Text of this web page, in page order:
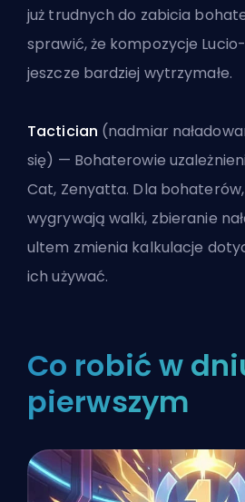
już trudnych do zabicia
sprawić, że kompozycje
jeszcze bardziej wytrzymałe.
Tactician (nadmiar
się) — Bohaterowie
Cat, Zenyatta. Dla
wygrywają walki, zbieranie
ultem zmienia kalkulacje
ich używać.
Co robić w
pierwszym